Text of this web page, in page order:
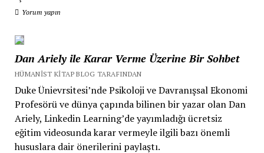
Yorum yapın
Dan Ariely ile Karar Verme Üzerine Bir Sohbet
HÜMANIST KITAP BLOG TARAFINDAN
Duke Ünievrsitesi’nde Psikoloji ve Davranışsal Ekonomi
Profesörü ve dünya çapında bilinen bir yazar olan Dan
Ariely, Linkedin Learning’de yayımladığı ücretsiz
eğitim videosunda karar vermeyle ilgili bazı önemli
hususlara dair önerilerini paylaştı.